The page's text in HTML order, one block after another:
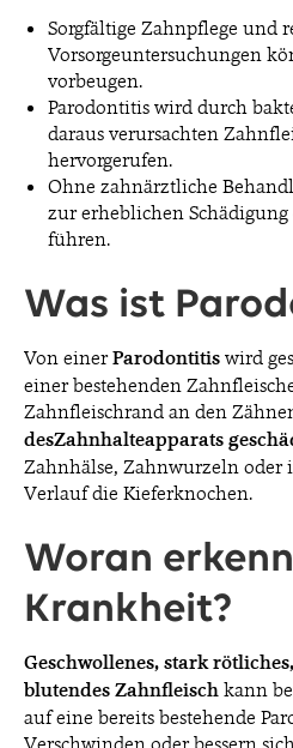
Sorgfältige Zahnpflege und
Vorsorgeuntersuchungen
vorbeugen.
Parodontitis wird durch
daraus verursachten
hervorgerufen.
Ohne zahnärztliche
zur erheblichen Schädigung
führen.
Was ist
Von einerParodontitis wird
einer bestehenden
Zahnfleischrand an den
desZahnhalteapparats
Zahnhälse, Zahnwurzeln oder
Verlauf die Kieferknochen.
Woran
Krankheit?
Geschwollenes, stark
blutendes Zahnfleisch kann
auf eine bereits bestehende